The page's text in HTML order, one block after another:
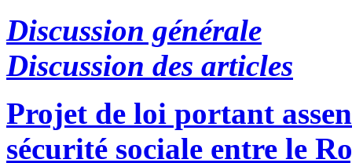
Discussion générale
Discussion des articles
Projet de loi portant
sécurité sociale entre le